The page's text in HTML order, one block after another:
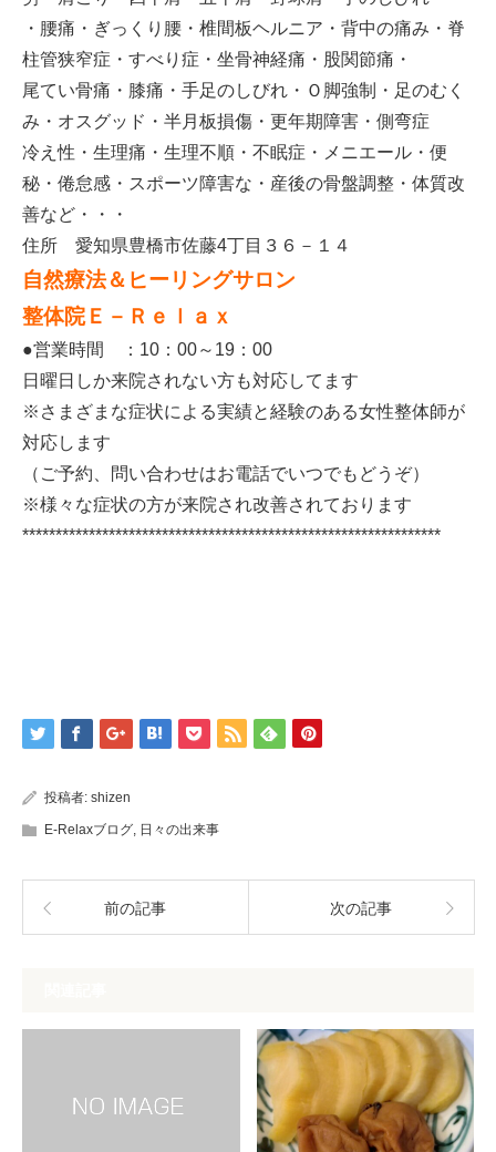
・腰痛・ぎっくり腰・椎間板ヘルニア・背中の痛み・脊
柱管狭窄症・すべり症・坐骨神経痛・股関節痛・
尾てい骨痛・膝痛・手足のしびれ・Ｏ脚強制・足のむく
み・オスグッド・半月板損傷・更年期障害・側弯症
冷え性・生理痛・生理不順・不眠症・メニエール・便
秘・倦怠感・スポーツ障害な・産後の骨盤調整・体質改
善など・・・
住所 愛知県豊橋市佐藤4丁目３６－１４
自然療法＆ヒーリングサロン
整体院Ｅ－Ｒｅｌａｘ
●営業時間 ：10：00～19：00
日曜日しか来院されない方も対応してます
※さまざまな症状による実績と経験のある女性整体師が
対応します
（ご予約、問い合わせはお電話でいつでもどうぞ）
※様々な症状の方が来院され改善されております
***************************************************************
投稿者: shizen
E-Relaxブログ, 日々の出来事
前の記事 次の記事